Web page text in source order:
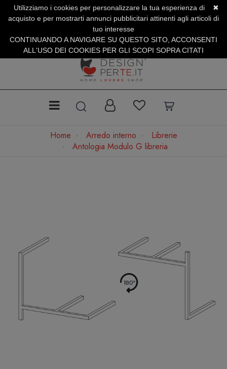
SERVIZIO CLIENTI +39.0773.470.562
SUMMER SALES | Fino al 31 Agosto
Home Arredo interno
Librerie
Antologia Modulo G libreria
✖
Utilizziamo i cookies per personalizzare la tua esperienza di
acquisto e per mostrarti annunci pubblicitari attinenti agli articoli di
tuo interesse
CONTINUANDO A NAVIGARE SU QUESTO SITO, ACCONSENTI
ALL'USO DEI COOKIES PER GLI SCOPI SOPRA CITATI